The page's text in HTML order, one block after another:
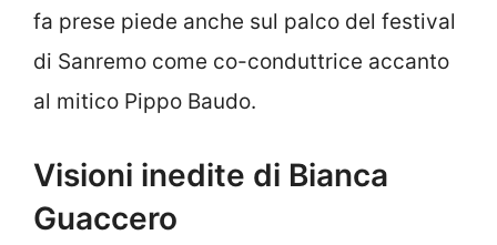
fa prese piede anche sul palco del festival
di Sanremo come co-conduttrice accanto
al mitico Pippo Baudo.
Visioni inedite di Bianca
Guaccero